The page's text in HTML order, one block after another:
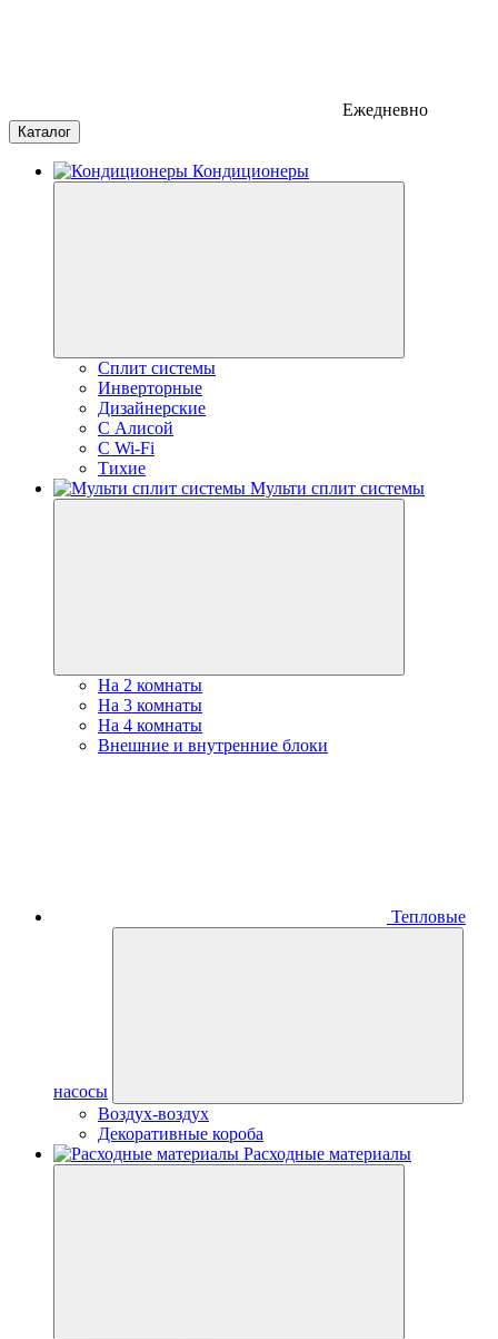
Ежедневно
Каталог
Кондиционеры
Сплит системы
Инверторные
Дизайнерские
С Алисой
C Wi-Fi
Тихие
Мульти сплит системы
На 2 комнаты
На 3 комнаты
На 4 комнаты
Внешние и внутренние блоки
Тепловые
насосы
Воздух-воздух
Декоративные короба
Расходные материалы